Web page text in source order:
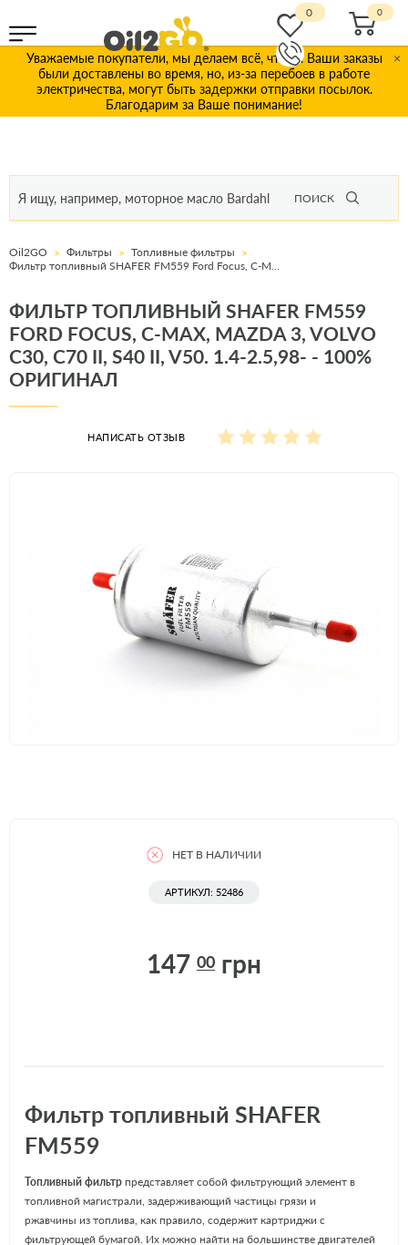
Уважаемые покупатели, мы делаем всё, чтобы Ваши заказы
были доставлены во время, но, из-за перебоев в работе
электричества, могут быть задержки отправки посылок.
Благодарим за Ваше понимание!
×
ПОИСК
0
Oil2GO Фильтры
Топливные фильтры
ФИЛЬТР ТОПЛИВНЫЙ SHAFER FM559
FORD FOCUS, C-MAX, MAZDA 3, VOLVO
C30, C70 II, S40 II, V50. 1.4-2.5,98- - 100%
ОРИГИНАЛ
НАПИСАТЬ ОТЗЫВ
НЕТ В НАЛИЧИИ
АРТИКУЛ: 52486
147 00 грн
Фильтр топливный SHAFER
FM559
Топливный фильтрпредставляет собой фильтрующий элемент в
топливной магистрали, задерживающий частицы грязи и
ржавчины из топлива, как правило, содержит картриджи с
фильтрующей бумагой. Их можно найти на большинстве двигателей